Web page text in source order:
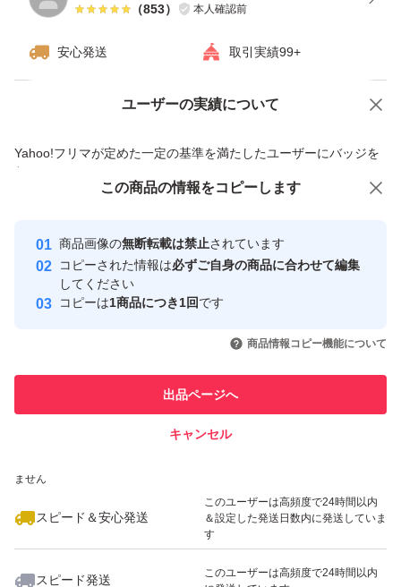
※市場価格の変動に伴い、販売金額は異なります
生物のためお値下げ不可です
種類...じゃがいも
特徴...農家直送
量...５kg
（853） 本人確認前
安心発送 取引実績99+
ユーザーの実績について
Yahoo!フリマが定めた一定の基準を満たしたユーザーにバッジを
付与しています
安心取引出品者
心・安全なユーザーです
取引実績
引を完了させた実績があります
での取引実績があります
ません
スピード＆安心発送
このユーザーは高頻度で24時間以内
＆設定した発送日数内に発送していま
す
スピード発送
このユーザーは高頻度で24時間以内
価格の相談 商品への質問
この商品の情報をコピーします
商品画像の無断転載は禁止されています
コピーされた情報は必ずご自身の商品に合わせて編集
してください
コピーは1商品につき1回です
商品情報コピー機能について
出品ページへ
キャンセル
この商品をみている人にオススメ